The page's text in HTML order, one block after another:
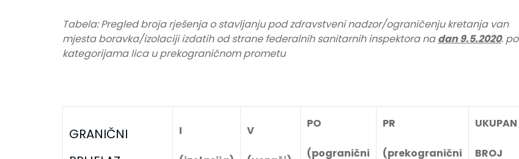
Tabela: Pregled broja rješenja o stavljanju pod zdravstveni nadzor/ograničenju kretanja van
mjesta boravka/izolaciji izdatih od strane federalnih sanitarnih inspektora nadan 9.5.2020. po
kategorijama lica u prekograničnom prometu
GRANIČNI
I V
PO
(pogranični
PR
(prekogranični
UKUPAN
BROJ